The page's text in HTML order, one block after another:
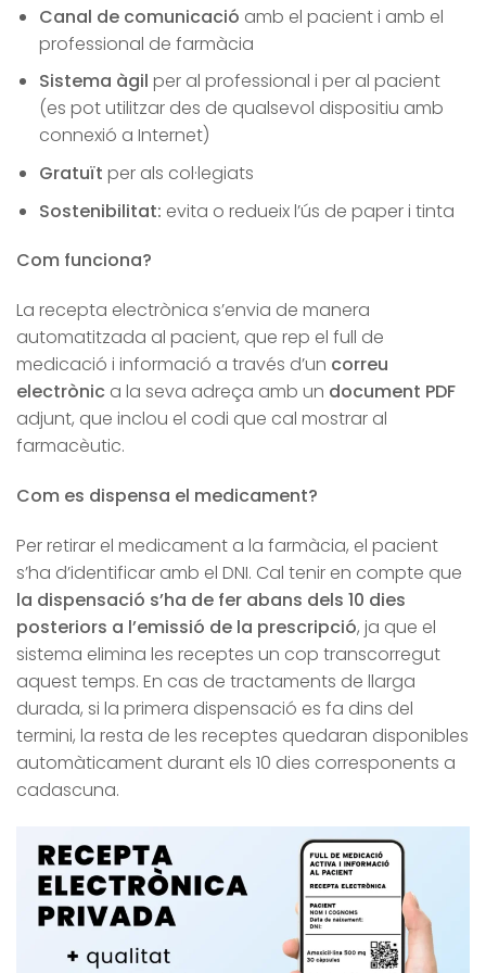
Canal de comunicació amb el pacient i amb el
professional de farmàcia
Sistema àgil per al professional i per al pacient
(es pot utilitzar des de qualsevol dispositiu amb
connexió a Internet)
Gratuït per als col·legiats
Sostenibilitat: evita o redueix l’ús de paper i tinta
Com funciona?
La recepta electrònica s’envia de manera
automatitzada al pacient, que rep el full de
medicació i informació a través d’un correu
electrònic a la seva adreça amb un document PDF
adjunt, que inclou el codi que cal mostrar al
farmacèutic.
Com es dispensa el medicament?
Per retirar el medicament a la farmàcia, el pacient
s’ha d’identificar amb el DNI. Cal tenir en compte que
la dispensació s’ha de fer abans dels 10 dies
posteriors a l’emissió de la prescripció, ja que el
sistema elimina les receptes un cop transcorregut
aquest temps. En cas de tractaments de llarga
durada, si la primera dispensació es fa dins del
termini, la resta de les receptes quedaran disponibles
automàticament durant els 10 dies corresponents a
cadascuna.